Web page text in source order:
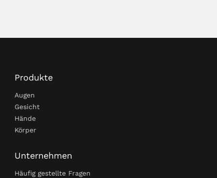
Produkte
Augen
Gesicht
Hände
Körper
Unternehmen
Häufig gestellte Fragen